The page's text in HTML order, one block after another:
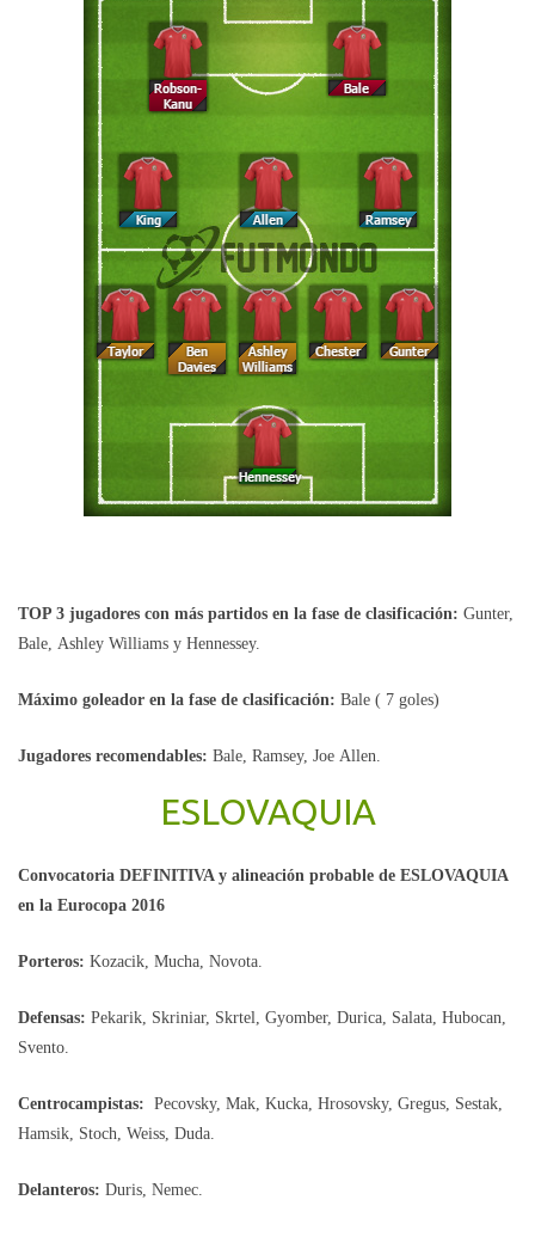
TOP 3 jugadores con más partidos en la fase de clasificación: Gunter,
Bale, Ashley Williams y Hennessey.
Máximo goleador en la fase de clasificación: Bale ( 7 goles)
Jugadores recomendables: Bale, Ramsey, Joe Allen.
ESLOVAQUIA
Convocatoria DEFINITIVA y alineación probable de ESLOVAQUIA
en la Eurocopa 2016
Porteros: Kozacik, Mucha, Novota.
Defensas: Pekarik, Skriniar, Skrtel, Gyomber, Durica, Salata, Hubocan,
Svento.
Centrocampistas: Pecovsky, Mak, Kucka, Hrosovsky, Gregus, Sestak,
Hamsik, Stoch, Weiss, Duda.
Delanteros: Duris, Nemec.